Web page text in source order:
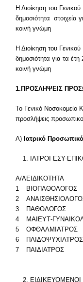
Η Διοίκηση του
δημοσιότητα στοιχεία
κοινή γνώμη
Η Διοίκηση του
δημοσιότητα για τα
κοινή γνώμη
1.ΠΡΟΣΛΗΨΕΙΣ
Το Γενικό Νοσοκομείο
προσλήψεις
Α) Ιατρικό Προσωπικό
ΙΑΤΡΟΙ ΕΣΥ-
Α/ΑΕΙΔΙΚΟΤΗΤΑ
1
ΒΙΟΠΑΘΟΛΟΓΟΣ
2
3
ΠΑΘΟΛΟΓΟΣ
4
ΜΑΙΕΥΤ-
5
ΟΦΘΑΛΜΙΑΤΡΟΣ
6
ΠΑΙΔΟΨΥΧΙΑΤΡΟΣ
7
ΠΑΙΔΙΑΤΡΟΣ
ΕΙΔΙΚΕΥΟΜΕΝΟΙ